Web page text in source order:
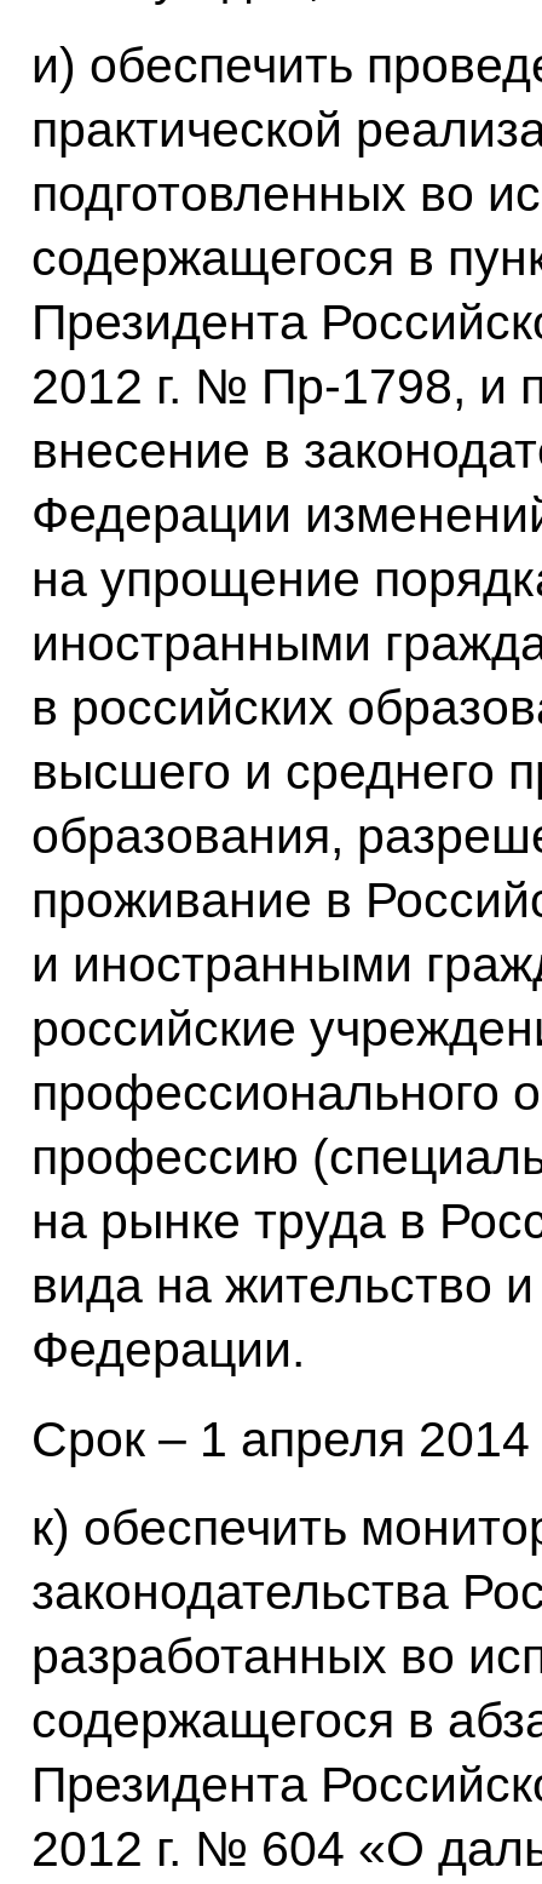
и) обеспечить
практической
подготовленных во
содержащегося в
Президента
2012 г. № Пр-1798, и
внесение в
Федерации
на упрощение
иностранными
в российских
высшего и среднего
образования,
проживание в
и иностранными
российские
профессионального
профессию
на рынке труда в
вида на жительство
Федерации.
Срок – 1 апреля
к) обеспечить
законодательства
разработанных во
содержащегося в
Президента
2012 г. № 604 «О